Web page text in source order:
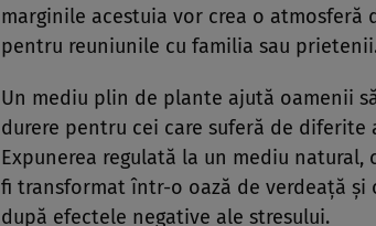
marginile acestuia vor crea o
pentru reuniunile cu familia sau
Un mediu plin de plante ajută oamenii
durere pentru cei care suferă de
Expunerea regulată la un mediu
fi transformat într-o oază de verdeață și
după efectele negative ale stresului.